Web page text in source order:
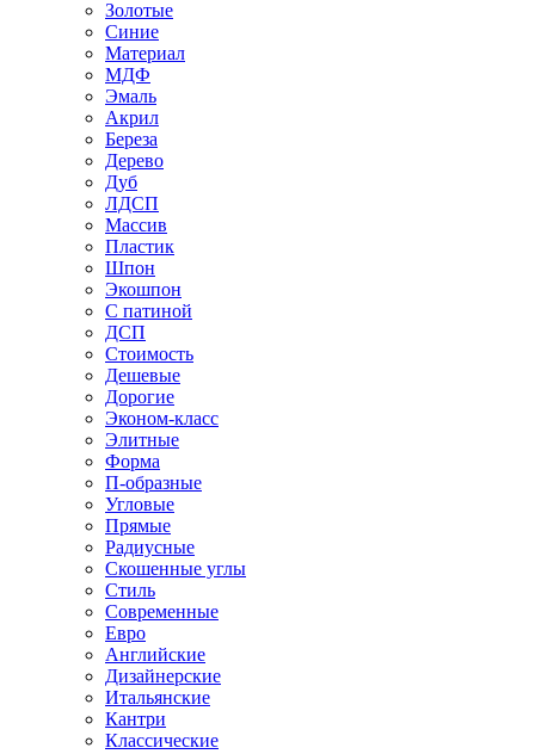
Золотые
Синие
Материал
МДФ
Эмаль
Акрил
Береза
Дерево
Дуб
ЛДСП
Массив
Пластик
Шпон
Экошпон
С патиной
ДСП
Стоимость
Дешевые
Дорогие
Эконом-класс
Элитные
Форма
П-образные
Угловые
Прямые
Радиусные
Скошенные углы
Стиль
Современные
Евро
Английские
Дизайнерские
Итальянские
Кантри
Классические